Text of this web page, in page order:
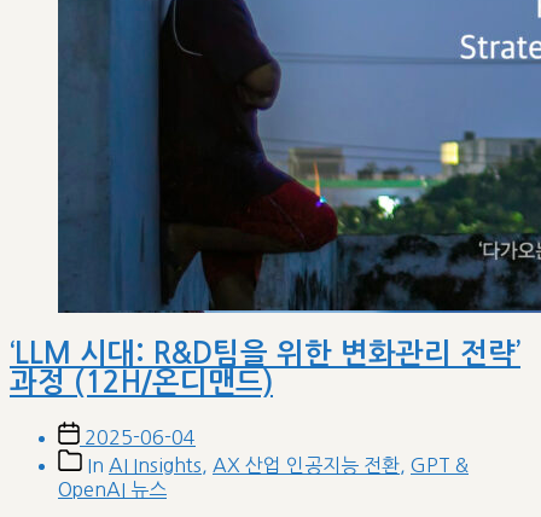
‘LLM 시대: R&D팀을 위한 변화관리 전략’
과정 (12H/온디맨드)
Post
date
2025-06-04
Post
categories
In AI Insights AX 산업 인공지능 전환 GPT &
OpenAI 뉴스